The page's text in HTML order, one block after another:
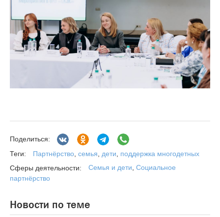
Поделиться:
Теги:
Партнёрство семья дети
поддержка многодетных
Сферы деятельности:
Семья и дети, Социальное
партнёрство
Новости по теме